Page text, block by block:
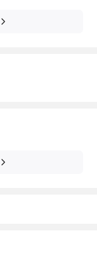
数据，其中有
功能障碍患
有这样的关
导高血压、糖